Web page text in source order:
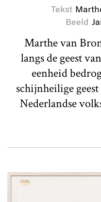
Tekst
Beeld
Marthe van
langs de geest
eenheid
schijnheilige
Nederlandse